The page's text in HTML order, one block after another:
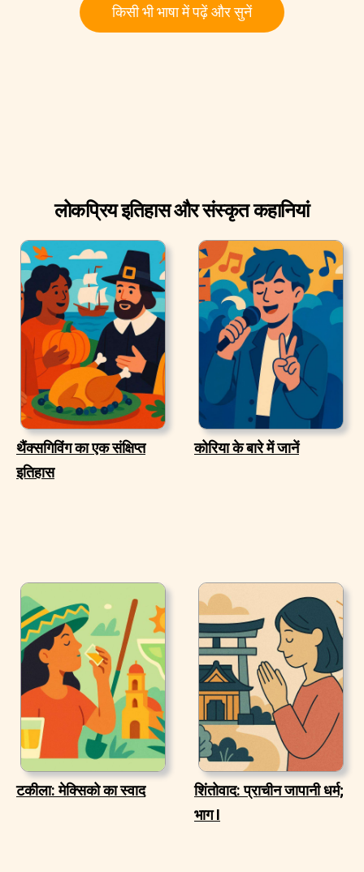
किसी भी भाषा में पढ़ें और सुनें
लोकप्रिय इतिहास और संस्कृत कहानियां
थैंक्सगिविंग का एक संक्षिप्त
इतिहास
कोरिया के बारे में जानें
टकीला: मेक्सिको का स्वाद
शिंतोवाद: प्राचीन जापानी धर्म;
भाग I